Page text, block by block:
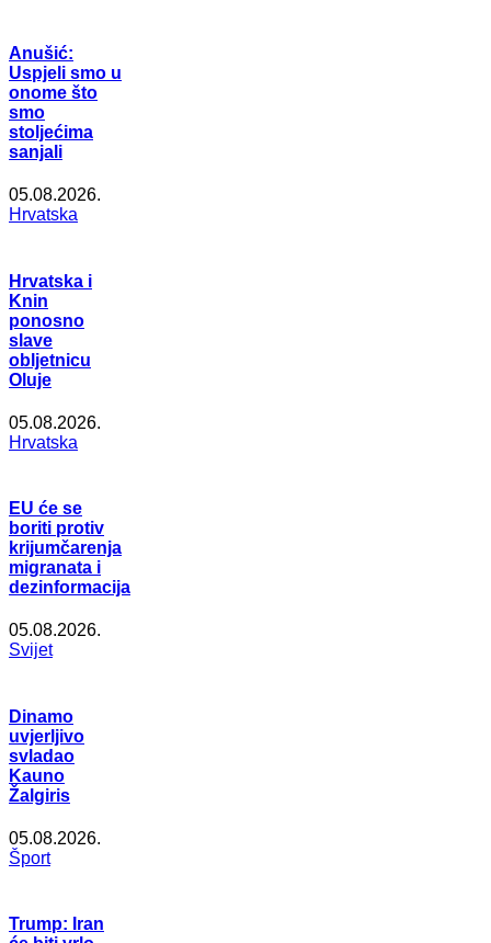
Anušić:
Uspjeli smo u
onome što
smo
stoljećima
sanjali
05.08.2026.
Hrvatska
Hrvatska i
Knin
ponosno
slave
obljetnicu
Oluje
05.08.2026.
Hrvatska
EU će se
boriti protiv
krijumčarenja
migranata i
dezinformacija
05.08.2026.
Svijet
Dinamo
uvjerljivo
svladao
Kauno
Žalgiris
05.08.2026.
Šport
Trump: Iran